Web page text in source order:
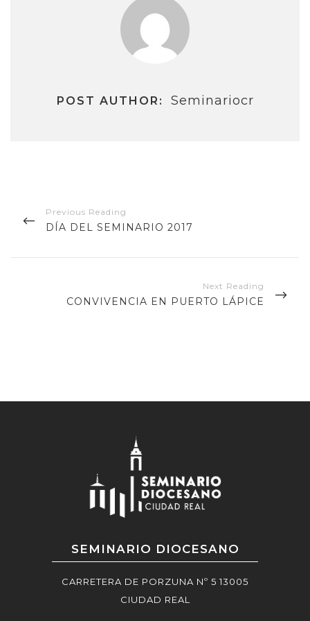
POST AUTHOR: Seminariocr
de
entradas
PREVIOUS
DÍA DEL SEMINARIO 2017
NEXT
CONVIVENCIA EN PUERTO LÁPICE
SEMINARIO DIOCESANO
CARRETERA DE PORZUNA Nº 5 13005
CIUDAD REAL